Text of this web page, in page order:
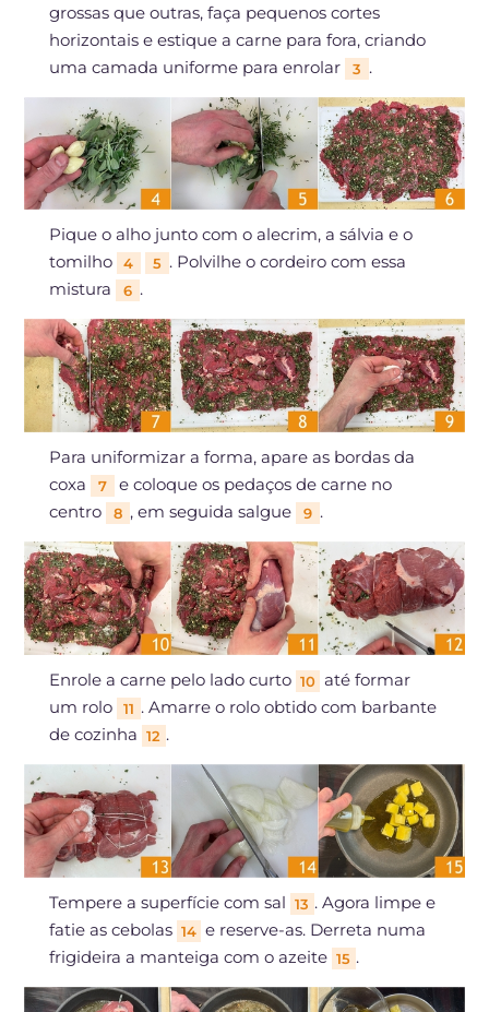
grossas que outras, faça pequenos cortes
horizontais e estique a carne para fora, criando
uma camada uniforme para enrolar
3 .
Pique o alho junto com o alecrim, a sálvia e o
tomilho
4 5 . Polvilhe o cordeiro com essa
mistura
6 .
Para uniformizar a forma, apare as bordas da
coxa
7
e coloque os pedaços de carne no
centro
8 , em seguida salgue 9 .
Enrole a carne pelo lado curto 10 até formar
um rolo
11 . Amarre o rolo obtido com barbante
de cozinha 12 .
Tempere a superfície com sal 13 . Agora limpe e
fatie as cebolas 14 e reserve-as. Derreta numa
frigideira a manteiga com o azeite 15 .